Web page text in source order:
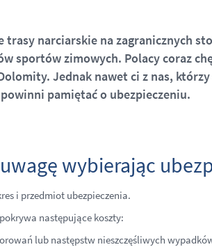
trasy narciarskie na zagranicznych
sportów zimowych. Polacy coraz
Jednak nawet ci z nas,
pamiętać o ubezpieczeniu.
wybierając
i przedmiot ubezpieczenia.
następujące koszty:
lub następstw nieszczęśliwych